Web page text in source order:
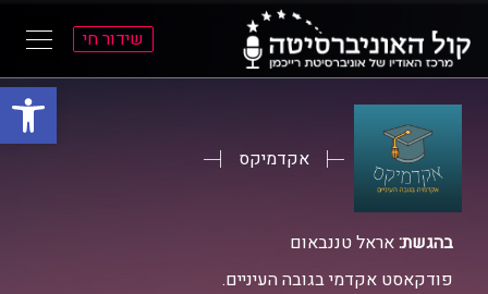
פתח
שידור חי
אקדמיקס
בהגשת:אראל טננבאום
פודקאסט אקדמי בגובה העיניים.